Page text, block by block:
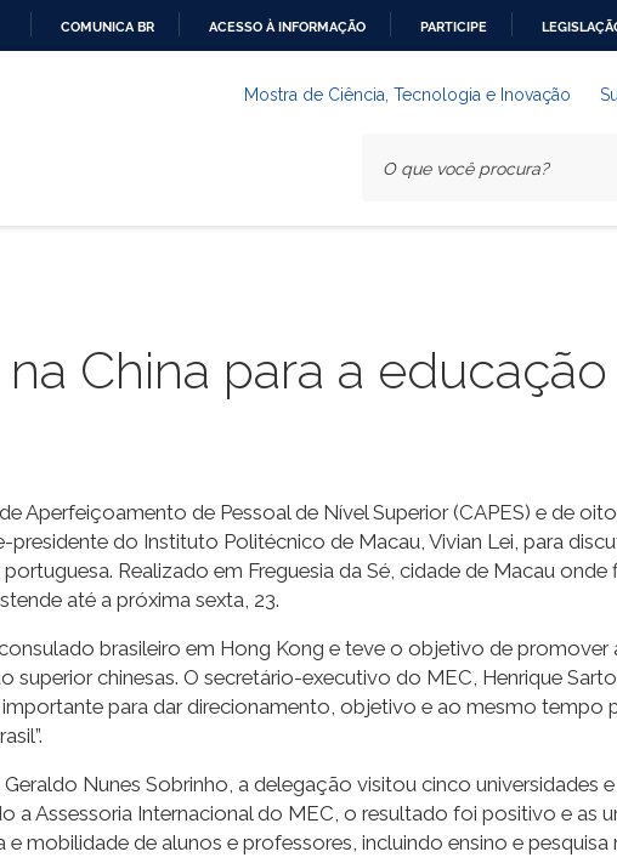
COMUNICA BR ACESSO À INFORMAÇÃO PARTICIPE
Mostra de Ciência, Tecnologia e Inovação
China para a educação
Aperfeiçoamento de Pessoal de Nível Superior (CAPES) e de
presidente do Instituto Politécnico de Macau, Vivian Lei, para
Realizado em Freguesia da Sé, cidade de Macau
até a próxima sexta, 23.
brasileiro em Hong Kong e teve o objetivo de promover
chinesas. O secretário-executivo do MEC, Henrique
para dar direcionamento, objetivo e ao mesmo tempo
Nunes Sobrinho, a delegação visitou cinco universidades
a Assessoria Internacional do MEC, o resultado foi positivo e as
mobilidade de alunos e professores, incluindo ensino e pesquisa